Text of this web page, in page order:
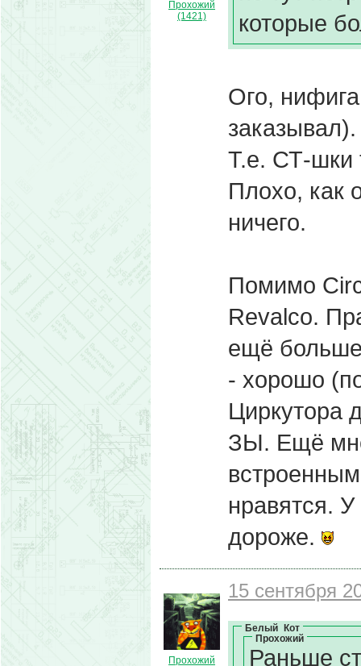
Прохожий
(1421)
которые
Ого,
заказывал).
Т.е. СТ-шки
Плохо, как
ничего.
Помимо
Revalco.
ещё
- хорошо
Циркутора
ЗЫ. Ещё
нравятся.
дороже.
Прохожий
15 сентября
Белый_Кот
Прохожий
Раньше